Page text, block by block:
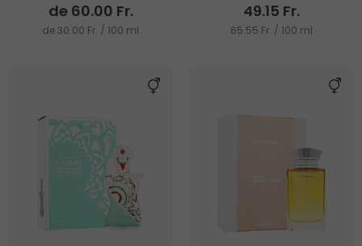
de 60.00 Fr.
de 30.00 Fr. / 100 ml
49.15 Fr.
65.55 Fr. / 100 ml